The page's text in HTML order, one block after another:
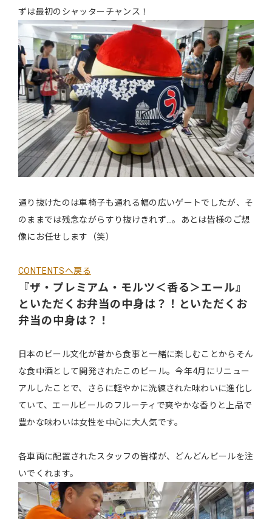
ずは最初のシャッターチャンス！
通り抜けたのは車椅子も通れる幅の広いゲートでしたが、そ
のままでは残念ながらすり抜けきれず…。あとは皆様のご想
像にお任せします（笑）
CONTENTSへ戻る
『ザ・プレミアム・モルツ＜香る＞エール』
といただくお弁当の中身は？！といただくお
弁当の中身は？！
日本のビール文化が昔から食事と一緒に楽しむことからそん
な食中酒として開発されたこのビール。今年4月にリニュー
アルしたことで、さらに軽やかに洗練された味わいに進化し
ていて、エールビールのフルーティで爽やかな香りと上品で
豊かな味わいは女性を中心に大人気です。
各車両に配置されたスタッフの皆様が、どんどんビールを注
いでくれます。